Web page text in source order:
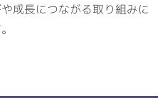
成長につながる取り組みに